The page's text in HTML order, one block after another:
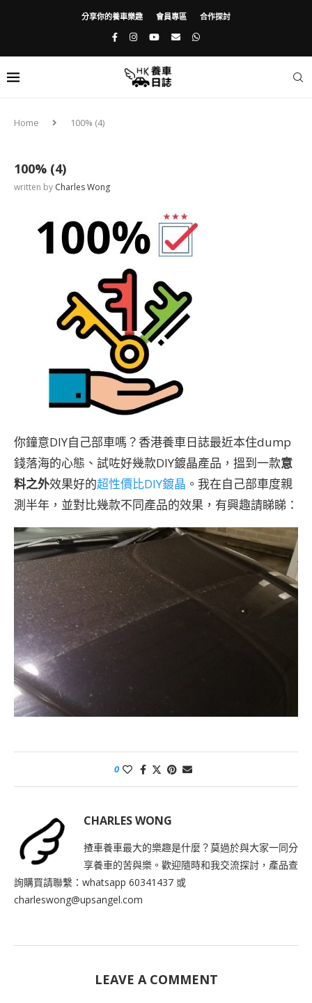
分享你的養車樂趣 會員專區 合作探討
Home 100% (4)
100% (4)
written by Charles Wong
你鐘意DIY自己部車嗎？香港養車日誌最近本住dump
錢落海的心態、試咗好幾款DIY鍍晶產品，搵到一款意
料之外效果好的超性價比DIY鍍晶 。我在自己部車度親
測半年，並對比幾款不同產品的效果，有興趣請睇睇：
0
CHARLES WONG
揸車養車最大的樂趣是什麼？莫過於與大家一同分
享養車的苦與樂。歡迎隨時和我交流探討，產品查
詢購買請聯繫：whatsapp 60341437 或
charleswong@upsangel.com
LEAVE A COMMENT